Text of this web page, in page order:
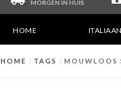
MORGEN IN HUIS
HOME
HOME / TAGS / MOUWLOOS